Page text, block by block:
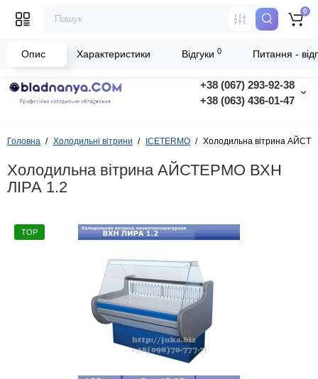
+38 (067) 293-92-38
+38 (063) 436-01-47
0
Головна Холодильні вітрини ICETERMO Холодильна вітрина
Холодильна вітрина АЙСТЕРМО ВХН
ЛІРА 1.2
TOP
Опис Характеристики Відгуки 0 Питання -